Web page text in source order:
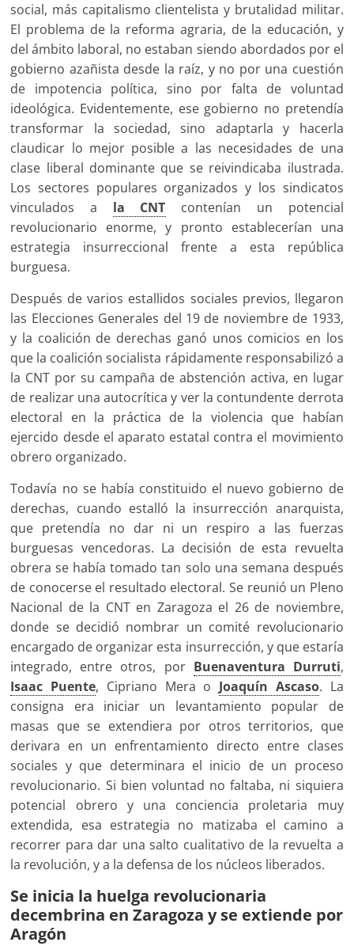
social, más capitalismo clientelista y brutalidad militar.
El problema de la reforma agraria, de la educación, y
del ámbito laboral, no estaban siendo abordados por el
gobierno azañista desde la raíz, y no por una cuestión
de impotencia política, sino por falta de voluntad
ideológica. Evidentemente, ese gobierno no pretendía
transformar la sociedad, sino adaptarla y hacerla
claudicar lo mejor posible a las necesidades de una
clase liberal dominante que se reivindicaba ilustrada.
Los sectores populares organizados y los sindicatos
vinculados a la CNT contenían un potencial
revolucionario enorme, y pronto establecerían una
estrategia insurreccional frente a esta república
burguesa.
Después de varios estallidos sociales previos, llegaron
las Elecciones Generales del 19 de noviembre de 1933,
y la coalición de derechas ganó unos comicios en los
que la coalición socialista rápidamente responsabilizó a
la CNT por su campaña de abstención activa, en lugar
de realizar una autocrítica y ver la contundente derrota
electoral en la práctica de la violencia que habían
ejercido desde el aparato estatal contra el movimiento
obrero organizado.
Todavía no se había constituido el nuevo gobierno de
derechas, cuando estalló la insurrección anarquista,
que pretendía no dar ni un respiro a las fuerzas
burguesas vencedoras. La decisión de esta revuelta
obrera se había tomado tan solo una semana después
de conocerse el resultado electoral. Se reunió un Pleno
Nacional de la CNT en Zaragoza el 26 de noviembre,
donde se decidió nombrar un comité revolucionario
encargado de organizar esta insurrección, y que estaría
integrado, entre otros, por Buenaventura Durruti,
Isaac Puente, Cipriano Mera o Joaquín Ascaso. La
consigna era iniciar un levantamiento popular de
masas que se extendiera por otros territorios, que
derivara en un enfrentamiento directo entre clases
sociales y que determinara el inicio de un proceso
revolucionario. Si bien voluntad no faltaba, ni siquiera
potencial obrero y una conciencia proletaria muy
extendida, esa estrategia no matizaba el camino a
recorrer para dar una salto cualitativo de la revuelta a
la revolución, y a la defensa de los núcleos liberados.
Se inicia la huelga revolucionaria
decembrina en Zaragoza y se extiende por
Aragón